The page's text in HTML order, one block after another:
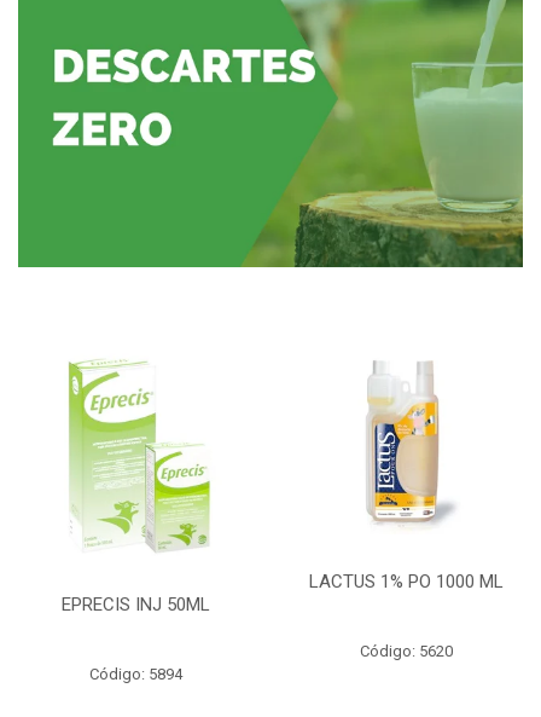
EPRECIS INJ 50ML
Código: 5894
LACTUS 1% PO 1000 ML
Código: 5620